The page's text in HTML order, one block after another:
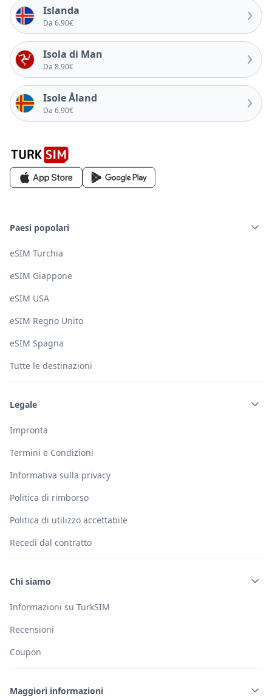
Islanda
Da 6.90€
Isola di Man
Da 8.90€
Isole Åland
Da 6.90€
Paesi popolari
eSIM Turchia
eSIM Giappone
eSIM USA
eSIM Regno Unito
eSIM Spagna
Tutte le destinazioni
Legale
Impronta
Termini e Condizioni
Informativa sulla privacy
Politica di rimborso
Politica di utilizzo accettabile
Recedi dal contratto
Chi siamo
Informazioni su TurkSIM
Recensioni
Coupon
Maggiori informazioni